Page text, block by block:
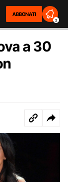
ABBONATI
2
a 30